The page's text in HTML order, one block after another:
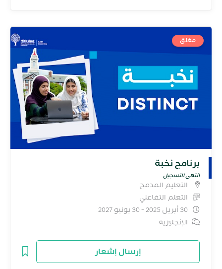
مغلق
برنامج نخبة
انتهى التسجيل
التعليم المدمج
التعلم التفاعلي
30 أبريل 2025 - 30 يونيو 2027
الإنجليزية
إرسال إشعار